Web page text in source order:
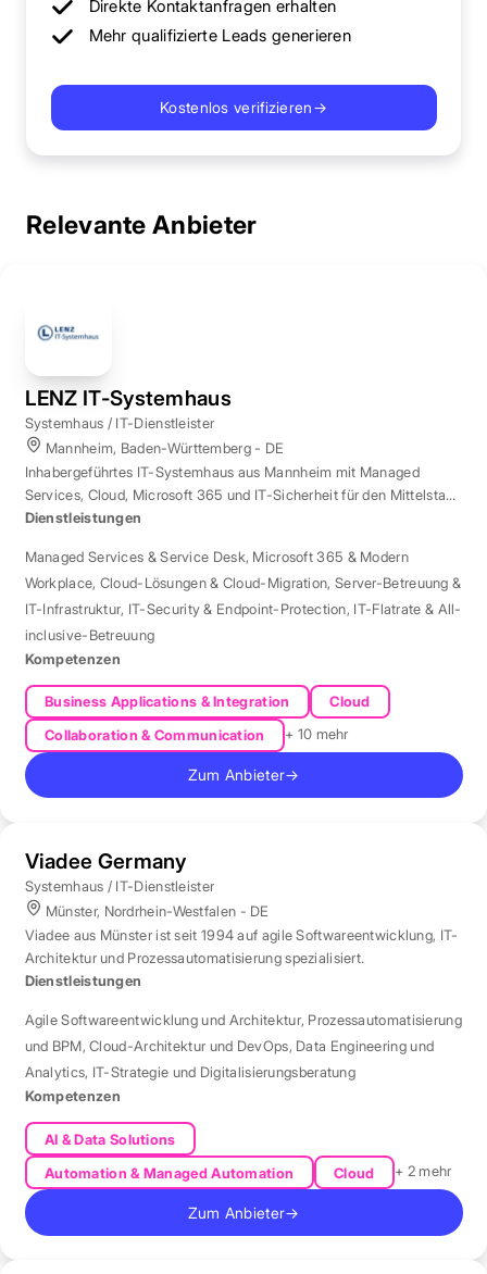
Direkte Kontaktanfragen erhalten
Mehr qualifizierte Leads generieren
Kostenlos verifizieren→
Relevante Anbieter
LENZ IT-Systemhaus
Systemhaus / IT-Dienstleister
Mannheim, Baden-Württemberg - DE
Inhabergeführtes IT-Systemhaus aus Mannheim mit Managed
Services, Cloud, Microsoft 365 und IT-Sicherheit für den Mittelstand
der Region Rhein-Neckar.
Dienstleistungen
Managed Services & Service Desk, Microsoft 365 & Modern
Workplace, Cloud-Lösungen & Cloud-Migration, Server-Betreuung &
IT-Infrastruktur, IT-Security & Endpoint-Protection, IT-Flatrate & All-
inclusive-Betreuung
Kompetenzen
Business Applications & Integration
Cloud
Collaboration & Communication
+ 10 mehr
Zum Anbieter→
Viadee Germany
Systemhaus / IT-Dienstleister
Münster, Nordrhein-Westfalen - DE
Viadee aus Münster ist seit 1994 auf agile Softwareentwicklung, IT-
Architektur und Prozessautomatisierung spezialisiert.
Dienstleistungen
Agile Softwareentwicklung und Architektur, Prozessautomatisierung
und BPM,Cloud-Architektur und DevOps, Data Engineering und
Analytics, IT-Strategie und Digitalisierungsberatung
Kompetenzen
AI & Data Solutions
Automation & Managed Automation
Cloud + 2 mehr
Zum Anbieter→